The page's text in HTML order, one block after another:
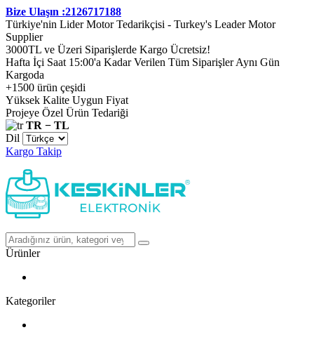
Bize Ulaşın :2126717188
Türkiye'nin Lider Motor Tedarikçisi - Turkey's Leader Motor
Supplier
3000TL ve Üzeri Siparişlerde Kargo Ücretsiz!
Hafta İçi Saat 15:00'a Kadar Verilen Tüm Siparişler Aynı Gün
Kargoda
+1500 ürün çeşidi
Yüksek Kalite Uygun Fiyat
Projeye Özel Ürün Tedariği
TR − TL
Dil
Kargo Takip
Ürünler
Kategoriler